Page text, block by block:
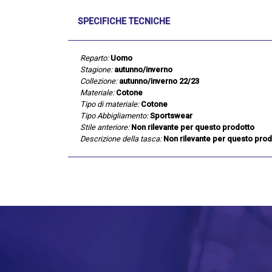
SPECIFICHE TECNICHE
Reparto: Uomo
Stagione: autunno/inverno
Collezione: autunno/inverno 22/23
Materiale: Cotone
Tipo di materiale: Cotone
Tipo Abbigliamento: Sportswear
Stile anteriore: Non rilevante per questo prodotto
Descrizione della tasca: Non rilevante per questo